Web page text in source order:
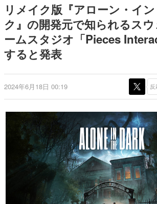
きます。
赫本
この物語を解いてはいけない。『赫
の形をした短編ホラー小説集です。
これからのデジタルゲーム市場を担
の姿を追い、彼らのルーツと情熱を
ゲームに多大な影響を受けた作家さ
日本のコンテンツ産業やカルチャー
画です。
日本モバイルゲーム産業史
日本のモバイルゲーム史における主
ルを網羅するほか、開発者へのイン
解説を掲載。約20年の歴史が一望で
若ゲのいたり〜ゲームクリ
『うつヌケ』『ペンと箸』等で知
プロ野球選手から称賛の声
ら8月20日
催予定
リメイク版『アローン・イ
ク』の開発元で知られるス
ームスタジオ「Pieces
すると発表
2024年6月18日 00:19